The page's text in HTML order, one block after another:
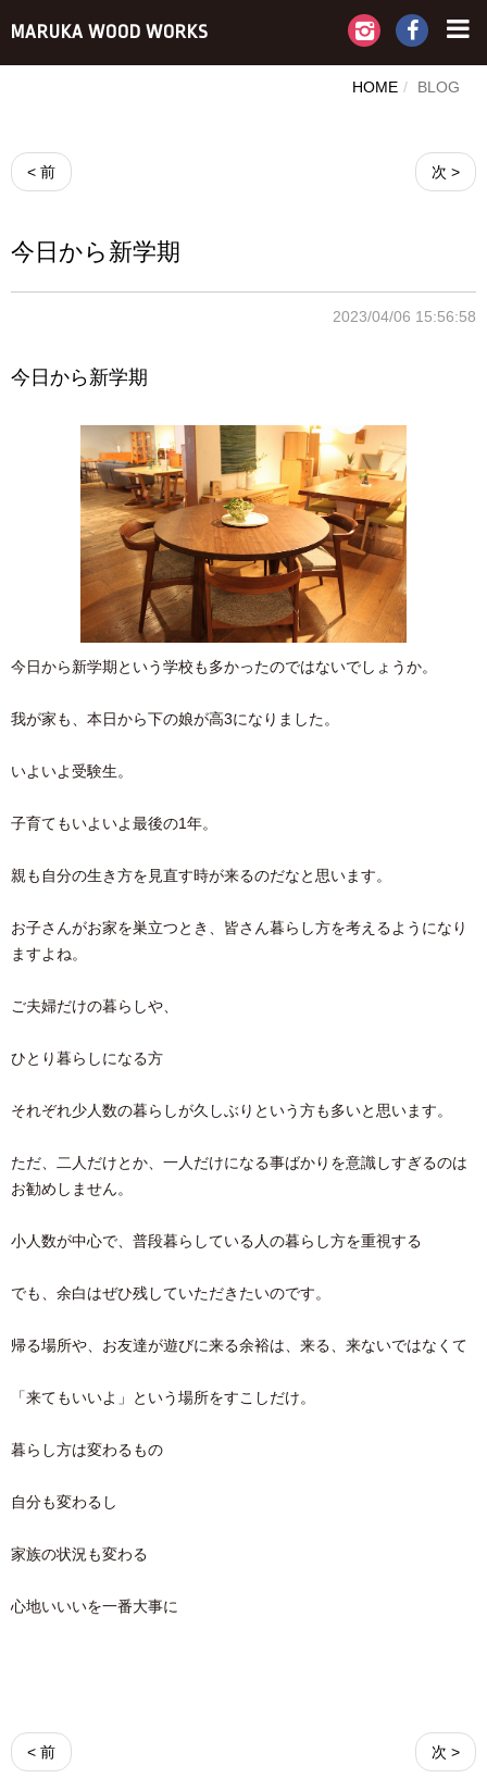
MARUKA WOOD WORKS
HOME BLOG
< 前 次 >
今日から新学期
2023/04/06 15:56:58
今日から新学期
今日から新学期という学校も多かったのではないでしょうか。
我が家も、本日から下の娘が高3になりました。
いよいよ受験生。
子育てもいよいよ最後の1年。
親も自分の生き方を見直す時が来るのだなと思います。
お子さんがお家を巣立つとき、皆さん暮らし方を考えるようになり
ますよね。
ご夫婦だけの暮らしや、
ひとり暮らしになる方
それぞれ少人数の暮らしが久しぶりという方も多いと思います。
ただ、二人だけとか、一人だけになる事ばかりを意識しすぎるのは
お勧めしません。
小人数が中心で、普段暮らしている人の暮らし方を重視する
でも、余白はぜひ残していただきたいのです。
帰る場所や、お友達が遊びに来る余裕は、来る、来ないではなくて
「来てもいいよ」という場所をすこしだけ。
暮らし方は変わるもの
自分も変わるし
家族の状況も変わる
心地いいいを一番大事に
< 前 次 >